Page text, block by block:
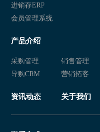
进销存ERP
会员管理系统
产品介绍
采购管理 销售管理
导购CRM
营销拓客
资讯动态 关于我们